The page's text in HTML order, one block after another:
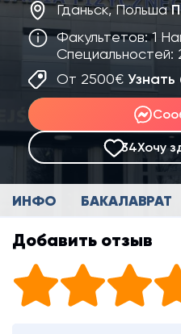
Гданьск, Польша
Факультетов: 1
Специальностей:
От 2500€
34Хочу
ИНФО БАКАЛАВРАТ
Добавить отзыв